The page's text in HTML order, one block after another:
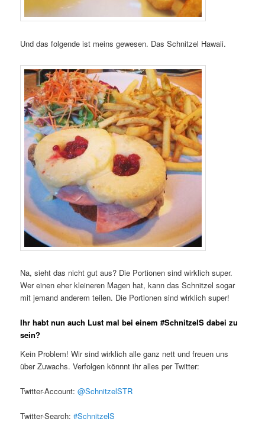
Und das folgende ist meins gewesen. Das Schnitzel Hawaii.
Na, sieht das nicht gut aus? Die Portionen sind wirklich super.
Wer einen eher kleineren Magen hat, kann das Schnitzel sogar
mit jemand anderem teilen. Die Portionen sind wirklich super!
Ihr habt nun auch Lust mal bei einem #SchnitzelS dabei zu
sein?
Kein Problem! Wir sind wirklich alle ganz nett und freuen uns
über Zuwachs. Verfolgen könnnt ihr alles per Twitter:
Twitter-Account:@SchnitzelSTR
Twitter-Search:#SchnitzelS